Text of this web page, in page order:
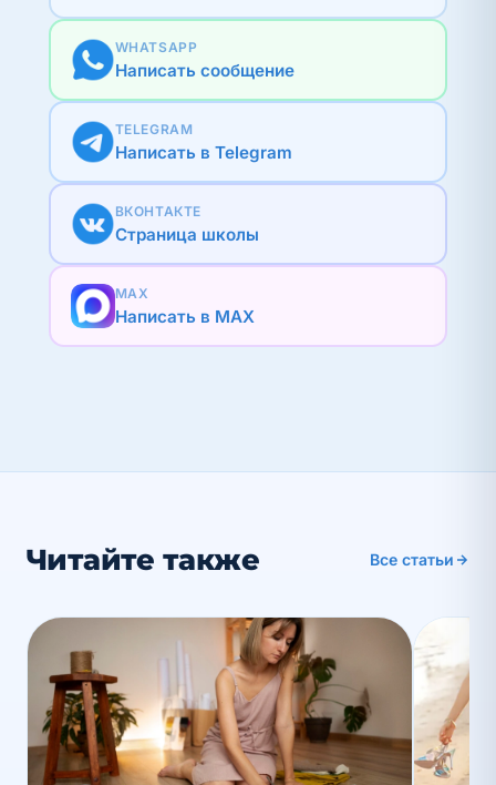
WHATSAPP
Написать сообщение
TELEGRAM
Написать в Telegram
ВКОНТАКТЕ
Страница школы
MAX
Написать в MAX
Читайте также Все статьи